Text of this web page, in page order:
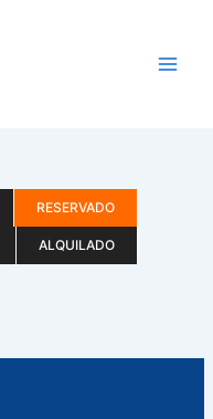
RESERVADO
ALQUILADO